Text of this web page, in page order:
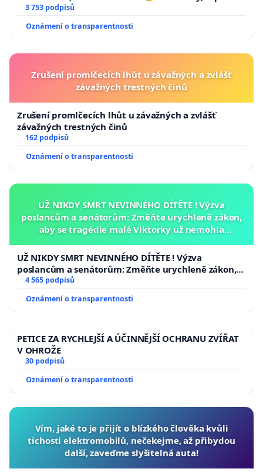
⸻
Namísto plošného omezování taxislužby by město
mohlo zvážit zavedení moderní regulace kvality
taxislužby, která je běžná v řadě světových měst.
Taková regulace by mohla zahrnovat například:
• základní znalost místopisu města Brna
• schopnost orientace v městské infrastruktuře i při
využití navigačních systémů
• základní znalost českého jazyka
• požadavky na profesionální vystupování řidičů
• požadavky na technický stav a stáří vozidel
• emisní standardy pro vozidla pohybující se v
centru města
kvality taxislužby a kultivaci celého trhu.
⸻
Dalším problémem je dlouhodobý úbytek taxi
stanovišť v Brně.
a umírání zvířete natočili.
3 753 podpisů
Oznámení o transparentnosti
Zrušení promlčecích lhůt u závažných a zvlášť
závažných trestných činů
Zrušení promlčecích lhůt u závažných a zvlášť
závažných trestných činů
162 podpisů
Oznámení o transparentnosti
UŽ NIKDY SMRT NEVINNÉHO DÍTĚTE ! Výzva
poslancům a senátorům: Změňte urychleně zákon,
aby se tragédie malé Viktorky už nemohla
UŽ NIKDY SMRT NEVINNÉHO DÍTĚTE ! Výzva
poslancům a senátorům: Změňte urychleně zákon,
aby se tragédie malé Viktorky už nemohla opakovat!
4 565 podpisů
Oznámení o transparentnosti
PETICE ZA RYCHLEJŠÍ A ÚČINNĚJŠÍ OCHRANU ZVÍŘAT
V OHROŽE
30 podpisů
Oznámení o transparentnosti
Vím, jaké to je přijít o blízkého člověka kvůli
tichosti elektromobilů, nečekejme, až přibydou
další, zaveďme slyšitelná auta!